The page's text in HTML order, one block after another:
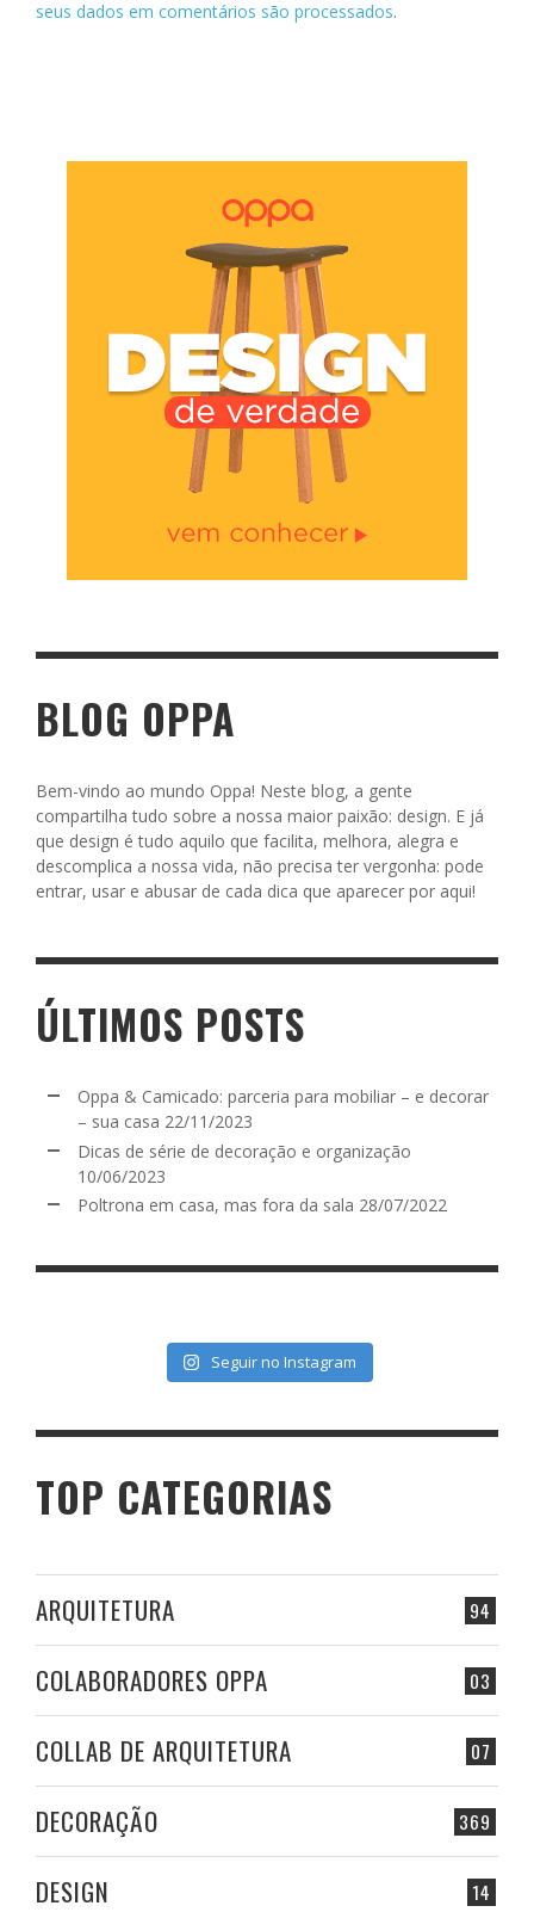
seus dados em comentários são processados.
BLOG OPPA
Bem-vindo ao mundo Oppa! Neste blog, a gente
compartilha tudo sobre a nossa maior paixão: design. E já
que design é tudo aquilo que facilita, melhora, alegra e
descomplica a nossa vida, não precisa ter vergonha: pode
entrar, usar e abusar de cada dica que aparecer por aqui!
ÚLTIMOS POSTS
Oppa & Camicado: parceria para mobiliar – e decorar
– sua casa 22/11/2023
Dicas de série de decoração e organização
10/06/2023
Poltrona em casa, mas fora da sala 28/07/2022
Seguir no Instagram
TOP CATEGORIAS
94
ARQUITETURA
03
COLABORADORES OPPA
07
COLLAB DE ARQUITETURA
369
DECORAÇÃO
14
DESIGN